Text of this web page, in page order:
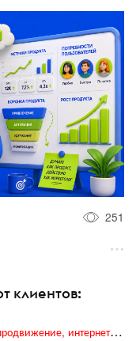
251
клиентов:
Digital (web-дизайн, интернет-реклама и продвижение, интернет-сообщества и блоги, интернет-коммуникации, мобильный маркетинг, реклама на цифровых экранах)